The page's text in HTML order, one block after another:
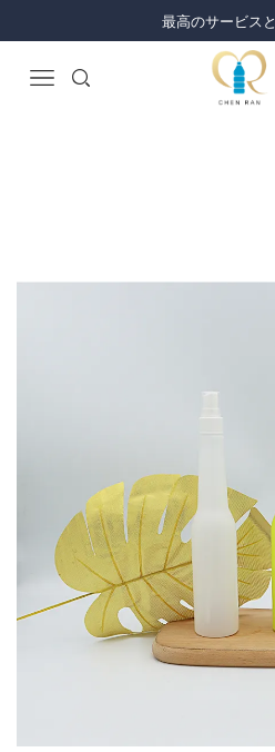
最高のサービス